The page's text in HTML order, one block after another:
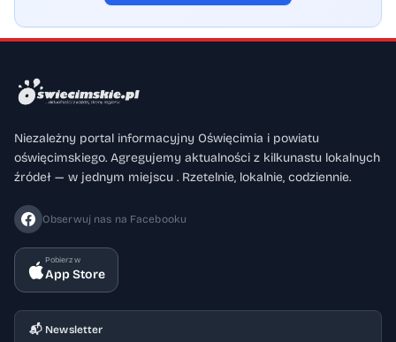
Niezależny portal informacyjny Oświęcimia i powiatu
oświęcimskiego. Agregujemy aktualności z kilkunastu lokalnych
źródeł — w jednym miejscu . Rzetelnie, lokalnie, codziennie.
Obserwuj nas na Facebooku
Pobierz w
App Store
📬 Newsletter